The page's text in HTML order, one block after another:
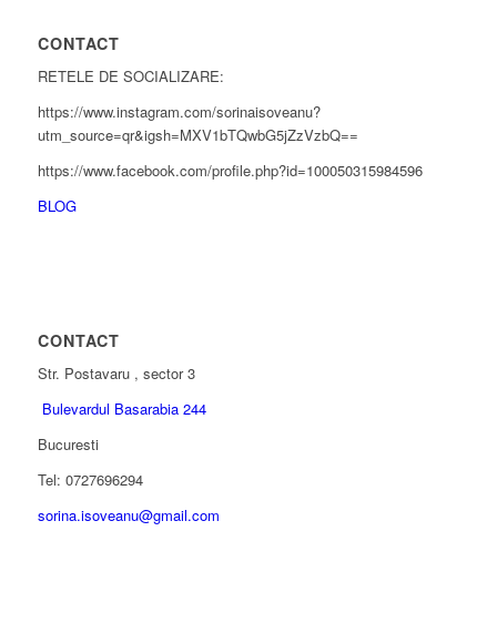
CONTACT
RETELE DE SOCIALIZARE:
https://www.instagram.com/sorinaisoveanu?
utm_source=qr&igsh=MXV1bTQwbG5jZzVzbQ==
https://www.facebook.com/profile.php?id=100050315984596
BLOG
CONTACT
Str. Postavaru , sector 3
Bulevardul Basarabia 244
Bucuresti
Tel: 0727696294
sorina.isoveanu@gmail.com